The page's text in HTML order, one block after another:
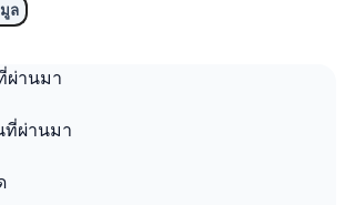
ล
ผ่านมา
ที่ผ่านมา